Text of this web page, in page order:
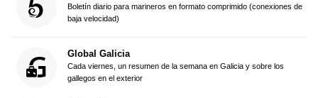
Boletín diario para marineros en formato comprimido (conexiones de
baja velocidad)
Global Galicia
Cada viernes, un resumen de la semana en Galicia y sobre los
gallegos en el exterior